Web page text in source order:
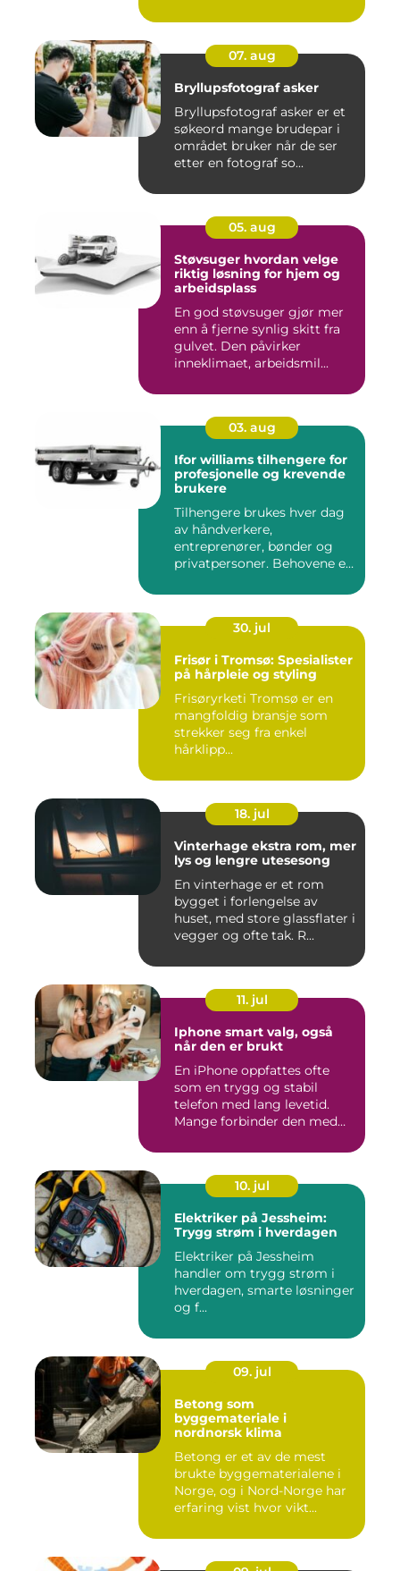
07. aug
Bryllupsfotograf asker
Bryllupsfotograf asker er et
søkeord mange brudepar i
området bruker når de ser
etter en fotograf so...
05. aug
Støvsuger hvordan velge
riktig løsning for hjem og
arbeidsplass
En god støvsuger gjør mer
enn å fjerne synlig skitt fra
gulvet. Den påvirker
inneklimaet, arbeidsmil...
03. aug
Ifor williams tilhengere for
profesjonelle og krevende
brukere
Tilhengere brukes hver dag
av håndverkere,
entreprenører, bønder og
privatpersoner. Behovene er
30. jul
Frisør i Tromsø: Spesialister
på hårpleie og styling
Frisøryrketi Tromsø er en
mangfoldig bransje som
strekker seg fra enkel
hårklipp...
18. jul
Vinterhage ekstra rom, mer
lys og lengre utesesong
En vinterhage er et rom
bygget i forlengelse av
huset, med store glassflater i
vegger og ofte tak. R...
11. jul
Iphone smart valg, også
når den er brukt
En iPhone oppfattes ofte
som en trygg og stabil
telefon med lang levetid.
Mange forbinder den med
10. jul
Elektriker på Jessheim:
Trygg strøm i hverdagen
Elektriker på Jessheim
handler om trygg strøm i
hverdagen, smarte løsninger
og f...
09. jul
Betong som
byggemateriale i
nordnorsk klima
Betong er et av de mest
brukte byggematerialene i
Norge, og i Nord-Norge har
erfaring vist hvor vikt...